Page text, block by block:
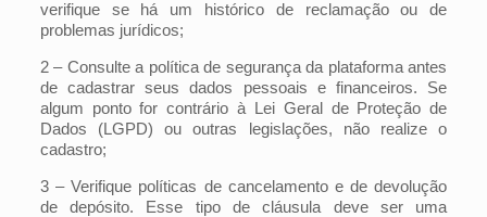
verifique se há um histórico de reclamação ou de
problemas jurídicos;
2 – Consulte a política de segurança da plataforma antes
de cadastrar seus dados pessoais e financeiros. Se
algum ponto for contrário à Lei Geral de Proteção de
Dados (LGPD) ou outras legislações, não realize o
cadastro;
3 – Verifique políticas de cancelamento e de devolução
de depósito. Esse tipo de cláusula deve ser uma